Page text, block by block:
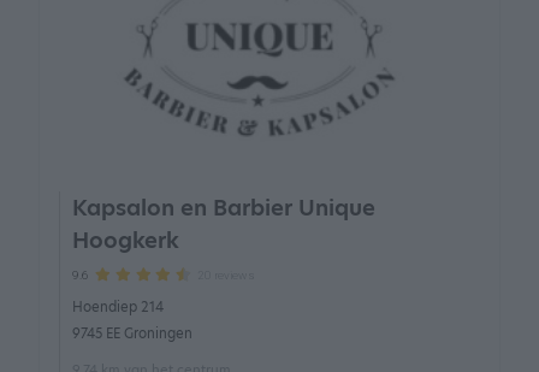
Kapsalon en Barbier Unique
Hoogkerk
9.6
Hoendiep 214
9745 EE Groningen